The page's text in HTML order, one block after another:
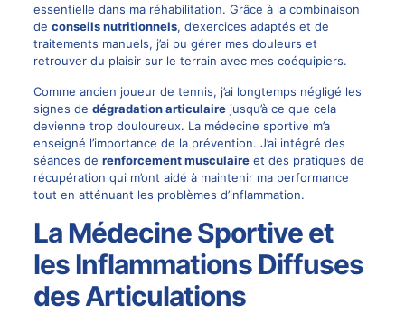
essentielle dans ma réhabilitation. Grâce à la combinaison
de conseils nutritionnels, d’exercices adaptés et de
traitements manuels, j’ai pu gérer mes douleurs et
retrouver du plaisir sur le terrain avec mes coéquipiers.
Comme ancien joueur de tennis, j’ai longtemps négligé les
signes de dégradation articulairejusqu’à ce que cela
devienne trop douloureux. La médecine sportive m’a
enseigné l’importance de la prévention. J’ai intégré des
séances de renforcement musculaireet des pratiques de
récupération qui m’ont aidé à maintenir ma performance
tout en atténuant les problèmes d’inflammation.
La Médecine Sportive et
les Inflammations Diffuses
des Articulations